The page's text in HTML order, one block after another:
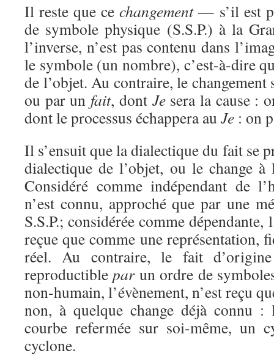
Il reste que cechangement— s’il est
de symbole physique (S.S.P.) à la
l’inverse, n’est pas contenu dans
le symbole (un nombre), c’est-à-dire
de l’objet. Au contraire, le changement
ou par un fait, dont Jesera la cause :
dont le processus échappera au Je : on
Il s’ensuit que la dialectique du fait se
dialectique de l’objet, ou le change à
Considéré comme indépendant de
n’est connu, approché que par une
S.S.P.; considérée comme dépendante,
reçue que comme une représentation,
réel. Au contraire, le fait d’origine
reproductibleparun ordre de
non-humain, l’évènement, n’est reçu
non, à quelque change déjà connu :
courbe refermée sur soi-même, un
cyclone.